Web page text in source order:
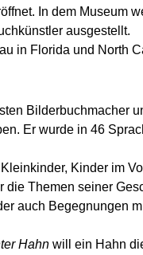
In dem Museum
ausgestellt.
in Florida und North
Bilderbuchmacher
Er wurde in 46
Kinder im
die Themen seiner
auch Begegnungen
Hahn will ein Hahn